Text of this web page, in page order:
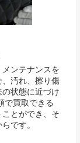
ンテナンスを
汚れ、擦り傷
状態に近づけ
で買取できる
とができ、そ
です。